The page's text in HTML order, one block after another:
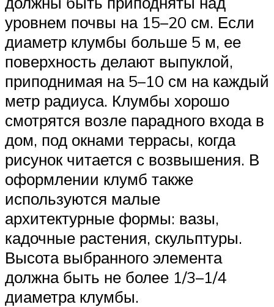
уровнем почвы на 15–20 см. Если
диаметр клумбы больше 5 м, ее
поверхность делают выпуклой,
приподнимая на 5–10 см на каждый
метр радиуса. Клумбы хорошо
смотрятся возле парадного входа в
дом, под окнами террасы, когда
рисунок читается с возвышения. В
оформлении клумб также
используются малые
архитектурные формы: вазы,
кадочные растения, скульптуры.
Высота выбранного элемента
должна быть не более 1/3–1/4
диаметра клумбы.